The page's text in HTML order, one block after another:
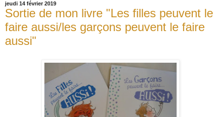
jeudi 14 février 2019
Sortie de mon livre "Les filles peuvent le
faire aussi/les garçons peuvent le faire
aussi"